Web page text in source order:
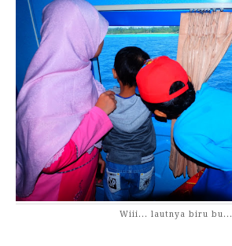
Wiii... lautnya biru bu...